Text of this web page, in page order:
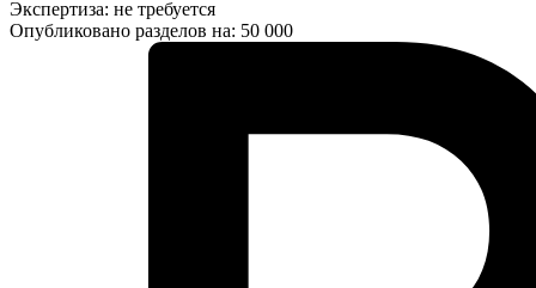
Экспертиза: не требуется
Опубликовано разделов на: 50 000